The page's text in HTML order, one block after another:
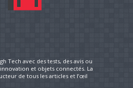
Tech avec des tests, des avis ou
et objets connectés. La
de tous les articles et l’œil